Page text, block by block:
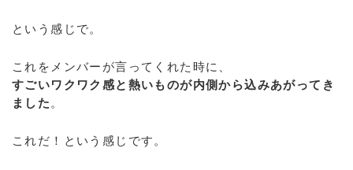
という感じで。
これをメンバーが言ってくれた時に、
すごいワクワク感と熱いものが内側から込みあがってき
ました 。
これだ！という感じです。